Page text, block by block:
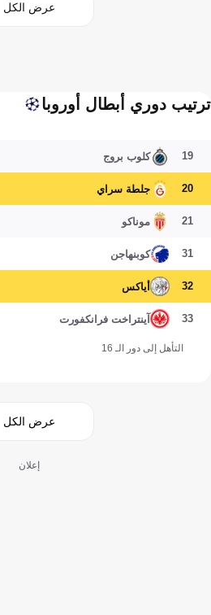
عرض الكل
ترتيب دوري أبطال أوروبا
19 كلوب بروج
20 جلطة سراي
21 موناكو
31 كوبنهاجن
32 أياكس
33 آينتراخت فرانكفورت
التأهل إلى دور الـ 16
عرض الكل
إعلان